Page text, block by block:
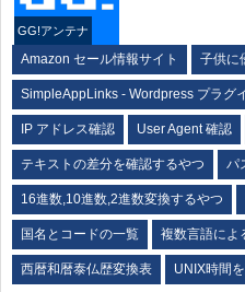
GG!アンテナ
Amazon セール情報サイト 子供に
SimpleAppLinks - Wordpress プラグ
IP アドレス確認 User Agent 確認
テキストの差分を確認するやつ パ
16進数,10進数,2進数変換するやつ
国名とコードの一覧 複数言語によ
西暦和暦泰仏歴変換表 UNIX時間